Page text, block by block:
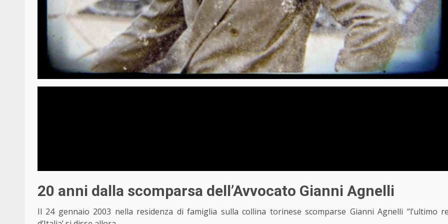
20 anni dalla scomparsa dell’Avvocato Gianni Agnelli
Il 24 gennaio 2003 nella residenza di famiglia sulla collina torinese scomparse Gianni Agnelli “l’ultimo